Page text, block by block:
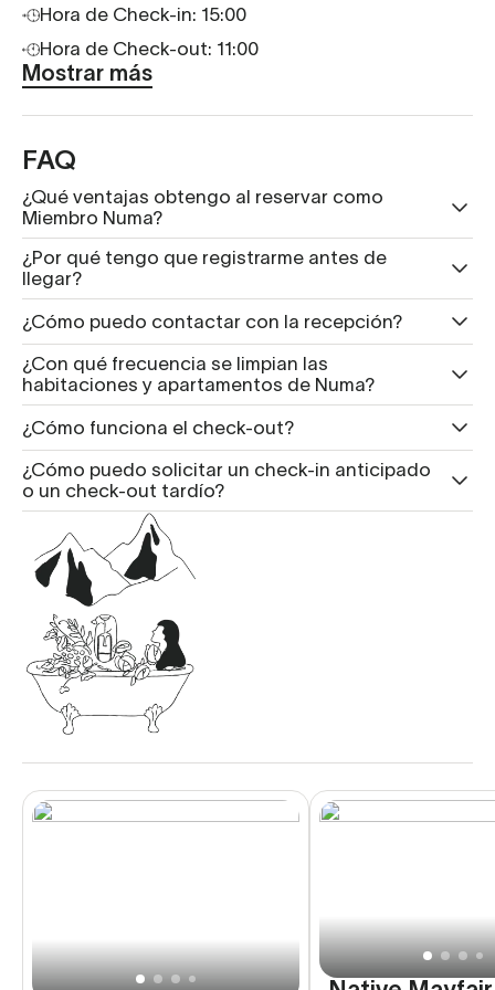
Hora de Check-in: 15:00
Hora de Check-out: 11:00
Mostrar más
FAQ
¿Qué ventajas obtengo al reservar como
Miembro Numa?
¿Por qué tengo que registrarme antes de
llegar?
¿Cómo puedo contactar con la recepción?
¿Con qué frecuencia se limpian las
habitaciones y apartamentos de Numa?
¿Cómo funciona el check-out?
¿Cómo puedo solicitar un check-in anticipado
o un check-out tardío?